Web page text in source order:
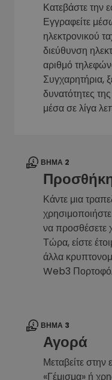
Κατεβάστε
Εγγραφείτε
ηλεκτρονικού
διεύθυνση
αριθμό
Συγχαρητήρια,
δυνατότητες
μέσα σε λίγα
ΒΉΜΑ 2
Κάντε μια
να προσθέσετε
Τώρα, είστε
άλλα
Web3
ΒΉΜΑ 3
Αγορά
Μεταβείτε στην
«Γέμισμα» ή